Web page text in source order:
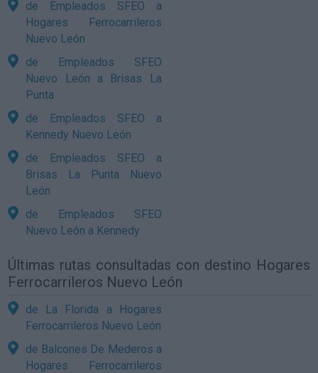
de Empleados SFEO a
Hogares Ferrocarrileros
Nuevo León
de Empleados SFEO
Nuevo León a Brisas La
Punta
de Empleados SFEO a
Kennedy Nuevo León
de Empleados SFEO a
Brisas La Punta Nuevo
León
de Empleados SFEO
Nuevo León a Kennedy
Últimas rutas consultadas con destino Hogares
Ferrocarrileros Nuevo León
de La Florida a Hogares
Ferrocarrileros Nuevo León
de Balcones De Mederos a
Hogares Ferrocarrileros